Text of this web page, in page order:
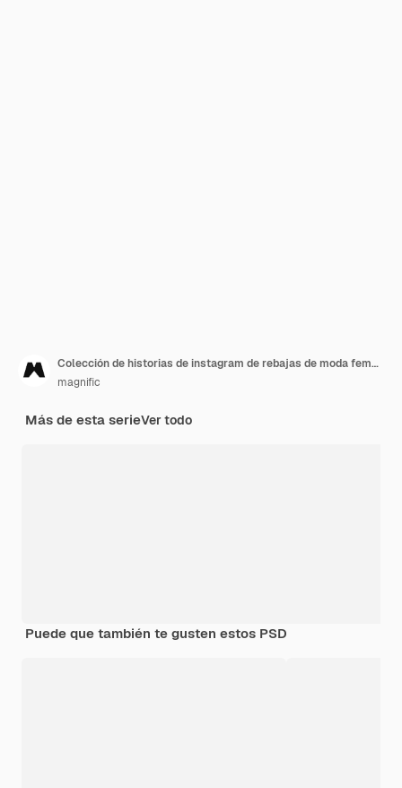
Colección de historias de instagram de rebajas de moda femenina
magnific
Más de esta serieVer todo
Puede que también te gusten estos PSD